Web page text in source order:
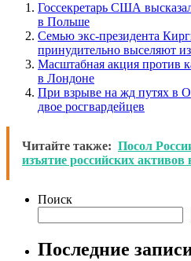
Госсекретарь США
в Польше
Семью экс-президента
принудительно выселяют
Масштабная акция против
в Лондоне
При взрыве на жд путях в
двое росгвардейцев
Читайте также: Посол
изъятие российских активов
Поиск
Последние